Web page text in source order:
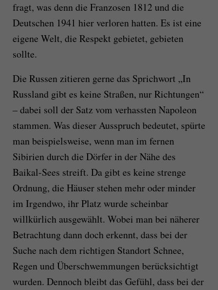
fragt, was denn die Franzosen 1812 und die
Deutschen 1941 hier verloren hatten. Es ist eine
eigene Welt, die Respekt gebietet, gebieten
sollte.
Die Russen zitieren gerne das Sprichwort „In
Russland gibt es keine Straßen, nur Richtungen“
– dabei soll der Satz vom verhassten Napoleon
stammen. Was dieser Ausspruch bedeutet, spürte
man beispielsweise, wenn man im fernen
Sibirien durch die Dörfer in der Nähe des
Baikal-Sees streift. Da gibt es keine strenge
Ordnung, die Häuser stehen mehr oder minder
im Irgendwo, ihr Platz wurde scheinbar
willkürlich ausgewählt. Wobei man bei näherer
Betrachtung dann doch erkennt, dass bei der
Suche nach dem richtigen Standort Schnee,
Regen und Überschwemmungen berücksichtigt
wurden. Dennoch bleibt das Gefühl, dass bei der